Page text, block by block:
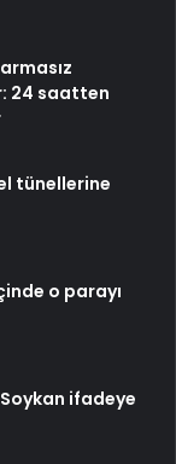
24 saatten
tünellerine
o parayı
ifadeye